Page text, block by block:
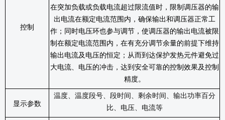
控制
在突加负载或负载电流超过限流值时，限制调压器的输
出电流在额定电流范围内，确保输出和调压器正常工
作；同时电压环也参与调节，使调压器的输出电流被限
制在额定电流范围内，在有充分调节余量的前提下维持
输出电流及电压的恒定；从而到达保护发热元件避免过
大电流、电压的冲击，达到安全可靠的控制效果及控制
精度。
显示参数
温度、温度段号、段时间、剩余时间、输出功率百分
比、电压、电流等